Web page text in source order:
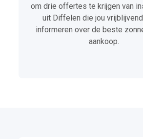
om drie offertes te krijgen van
uit Diffelen die jou
informeren over de beste
aankoop.